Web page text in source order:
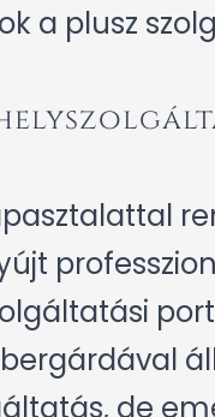
a plusz
de